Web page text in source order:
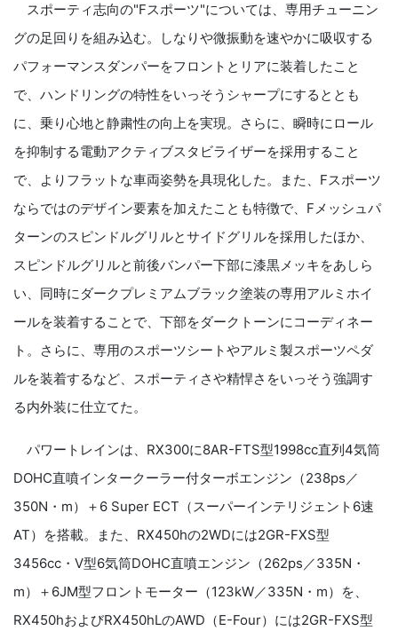
スポーティ志向の"Fスポーツ"については、専用チューニン
グの足回りを組み込む。しなりや微振動を速やかに吸収する
パフォーマンスダンパーをフロントとリアに装着したこと
で、ハンドリングの特性をいっそうシャープにするととも
に、乗り心地と静粛性の向上を実現。さらに、瞬時にロール
を抑制する電動アクティブスタビライザーを採用すること
で、よりフラットな車両姿勢を具現化した。また、 Fスポーツ
ならではのデザイン要素を加えたことも特徴で、 Fメッシュパ
ターンのスピンドルグリルとサイドグリルを採用したほか、
スピンドルグリルと前後バンパー下部に漆黒メッキをあしら
い、同時にダークプレミアムブラック塗装の専用アルミホイ
ールを装着することで、下部をダークトーンにコーディネー
ト。さらに、専用のスポーツシートやアルミ製スポーツペダ
ルを装着するなど、スポーティさや精悍さをいっそう強調す
る内外装に仕立てた。
パワートレインは、 RX300に8AR-FTS型1998cc直列 4気筒
DOHC直噴インタークーラー付ターボエンジン（238ps／
350N ・ m）＋ 6 Super ECT （スーパーインテリジェント 6速
AT）を搭載。また、 RX450hの2WDには2GR-FXS型
3456cc ・ V型6気筒DOHC直噴エンジン（262ps／335N ・
m）＋ 6JM型フロントモーター（123kW／335N ・ m）を、
RX450hおよびRX450hLのAWD （E-Four）には2GR-FXS型